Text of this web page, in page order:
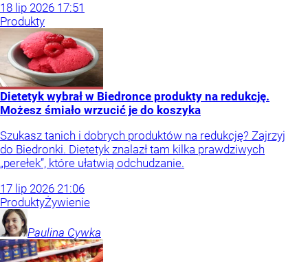
18 lip 2026 17:51
Produkty
Dietetyk wybrał w Biedronce produkty na redukcję.
Możesz śmiało wrzucić je do koszyka
Szukasz tanich i dobrych produktów na redukcję? Zajrzyj
do Biedronki. Dietetyk znalazł tam kilka prawdziwych
„perełek”, które ułatwią odchudzanie.
17 lip 2026 21:06
ProduktyŻywienie
Paulina Cywka